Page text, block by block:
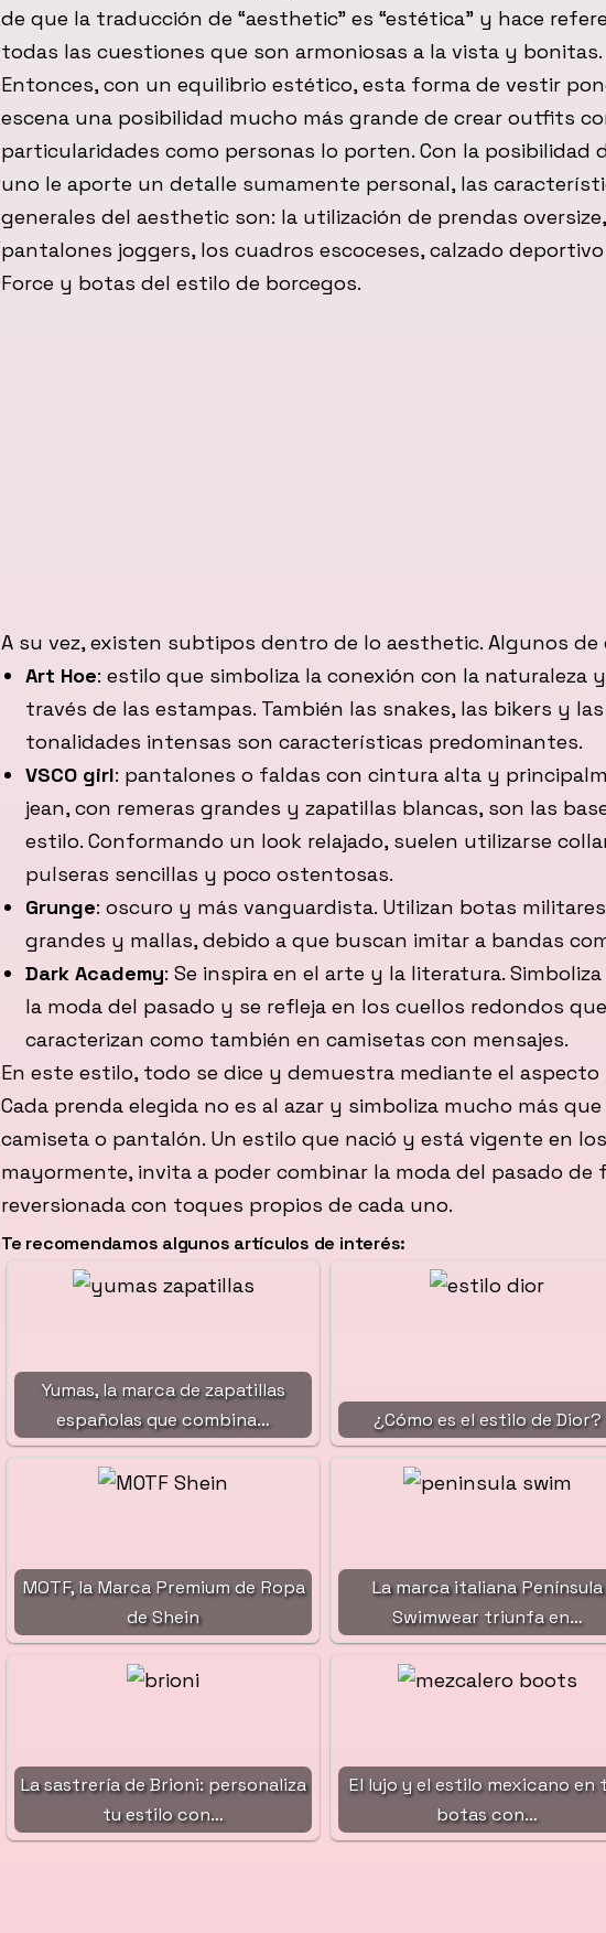
de que la traducción de “aesthetic” es “estética” y hace
todas las cuestiones que son armoniosas a la vista y
Entonces, con un equilibrio estético, esta forma de vestir
escena una posibilidad mucho más grande de crear outfits
particularidades como personas lo porten. Con la posibilidad
uno le aporte un detalle sumamente personal, las
generales del aesthetic son: la utilización de prendas oversize,
pantalones joggers, los cuadros escoceses, calzado
Force y botas del estilo de borcegos.
A su vez, existen subtipos dentro de lo aesthetic. Algunos de
Art Hoe: estilo que simboliza la conexión con la naturaleza
través de las estampas. También las snakes, las bikers y las
tonalidades intensas son características predominantes.
VSCO girl: pantalones o faldas con cintura alta y
jean, con remeras grandes y zapatillas blancas, son las
estilo. Conformando un look relajado, suelen utilizarse
pulseras sencillas y poco ostentosas.
Grunge: oscuro y más vanguardista. Utilizan botas
grandes y mallas, debido a que buscan imitar a bandas
Dark Academy: Se inspira en el arte y la literatura.
la moda del pasado y se refleja en los cuellos redondos
caracterizan como también en camisetas con mensajes.
En este estilo, todo se dice y demuestra mediante el aspecto
Cada prenda elegida no es al azar y simboliza mucho más
camiseta o pantalón. Un estilo que nació y está vigente en
mayormente, invita a poder combinar la moda del pasado de
reversionada con toques propios de cada uno.
Te recomendamos algunos artículos de interés:
Yumas, la marca de zapatillas
españolas que combina…
¿Cómo es el estilo de Dior?
MOTF, la Marca Premium de Ropa
de Shein
La marca italiana Península
Swimwear triunfa en…
La sastrería de Brioni: personaliza
tu estilo con…
El lujo y el estilo mexicano en
botas con…